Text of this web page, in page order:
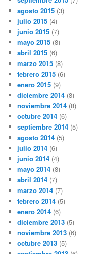
agosto 2015 (3)
julio 2015 (4)
junio 2015 (7)
mayo 2015 (8)
abril 2015 (6)
marzo 2015 (8)
febrero 2015 (6)
enero 2015 (9)
diciembre 2014 (8)
noviembre 2014 (8)
octubre 2014 (6)
septiembre 2014 (5)
agosto 2014 (5)
julio 2014 (6)
junio 2014 (4)
mayo 2014 (8)
abril 2014 (7)
marzo 2014 (7)
febrero 2014 (5)
enero 2014 (6)
diciembre 2013 (5)
noviembre 2013 (6)
octubre 2013 (5)